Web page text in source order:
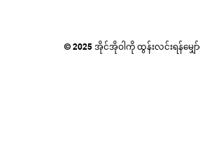
© 2025 အိုင်အိုဝါကို ထွန်းလင်းရန်မျှေ